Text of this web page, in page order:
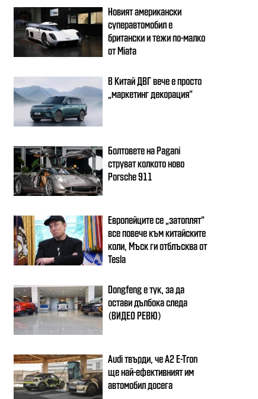
Новият американски
суперавтомобил е
британски и тежи по-малко
от Miata
В Китай ДВГ вече е просто
„маркетинг декорация“
Болтовете на Pagani
струват колкото ново
Porsche 911
Европейците се „затоплят“
все повече към китайските
коли, Мъск ги отблъсква от
Tesla
Dongfeng e тук, за да
остави дълбока следа
(ВИДЕО РЕВЮ)
Audi твърди, че A2 E-Tron
ще най-ефективният им
автомобил досега